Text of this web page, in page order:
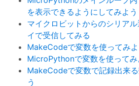
を表示できるようにしてみよう
マイクロビットからのシリア
イで受信してみる
MakeCodeで変数を使ってみよ
MicroPythonで変数を使ってみ
MakeCodeで変数で記録出来
う